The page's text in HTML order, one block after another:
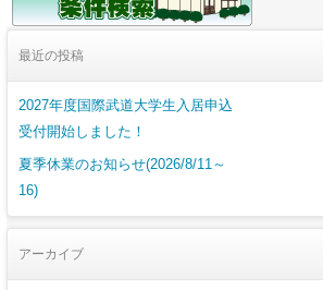
最近の投稿
2027年度国際武道大学生入居申込
受付開始しました！
夏季休業のお知らせ(2026/8/11～
16)
アーカイブ